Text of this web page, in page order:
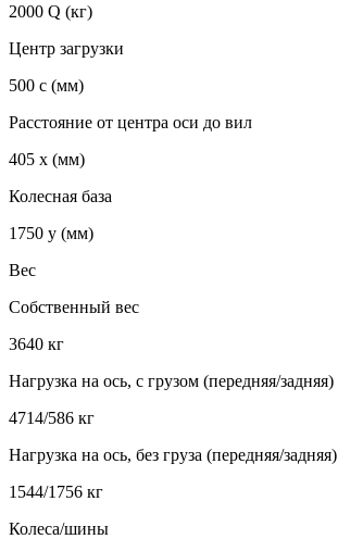
2000 Q (кг)
Центр загрузки
500 c (мм)
Расстояние от центра оси до вил
405 x (мм)
Колесная база
1750 y (мм)
Вес
Собственный вес
3640 кг
Нагрузка на ось, с грузом (передняя/задняя)
4714/586 кг
Нагрузка на ось, без груза (передняя/задняя)
1544/1756 кг
Колеса/шины